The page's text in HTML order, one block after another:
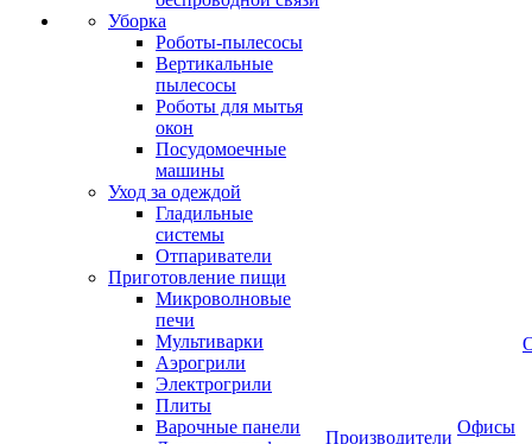
Уборка
Роботы-пылесосы
Вертикальные
пылесосы
Роботы для мытья
окон
Посудомоечные
машины
Уход за одеждой
Гладильные
системы
Отпариватели
Приготовление пищи
Микроволновые
печи
Мультиварки
Аэрогрили
Электрогрили
Плиты
Варочные панели
Производители
Офисы